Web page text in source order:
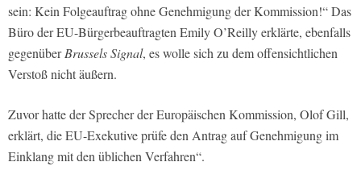
sein: Kein Folgeauftrag ohne Genehmigung der Kommission!“ Das
Büro der EU-Bürgerbeauftragten Emily O’Reilly erklärte, ebenfalls
gegenüberBrussels Signal, es wolle sich zu dem offensichtlichen
Verstoß nicht äußern.
Zuvor hatte der Sprecher der Europäischen Kommission, Olof Gill,
erklärt, die EU-Exekutive prüfe den Antrag auf Genehmigung im
Einklang mit den üblichen Verfahren“.